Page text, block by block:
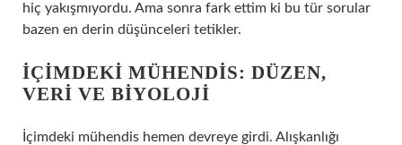
hiç yakışmıyordu. Ama sonra fark ettim ki bu tür sorular
bazen en derin düşünceleri tetikler.
İÇIMDEKI MÜHENDIS: DÜZEN,
VERI VE BIYOLOJI
İçimdeki mühendis hemen devreye girdi. Alışkanlığı